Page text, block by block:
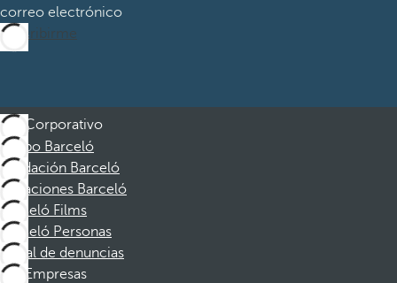
correo electrónico
Suscribirme
Corporativo
Grupo Barceló
Fundación Barceló
Vacaciones Barceló
Barceló Films
Barceló Personas
Canal de denuncias
Empresas